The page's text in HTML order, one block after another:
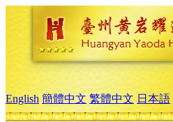
English 簡體中文 繁體中文 日本語